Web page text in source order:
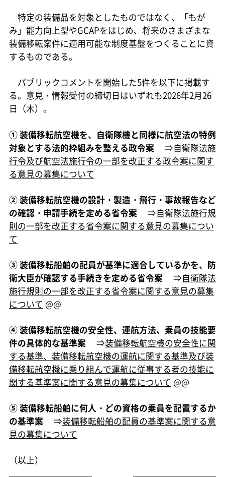
特定の装備品を対象としたものではなく、「もが
み」能力向上型やGCAPをはじめ、将来のさまざまな
装備移転案件に適用可能な制度基盤をつくることに資
するものである。
パブリックコメントを開始した5件を以下に掲載す
る。意見・情報受付の締切日はいずれも2026年2月26
日（木）。
① 装備移転航空機を、自衛隊機と同様に航空法の特例
対象とする法的枠組みを整える政令案
⇒自衛隊法施
行令及び航空法施行令の一部を改正する政令案に関す
る意見の募集について
② 装備移転航空機の設計・製造・飛行・事故報告など
の確認・申請手続を定める省令案
⇒自衛隊法施行規
則の一部を改正する省令案に関する意見の募集につい
て
③ 装備移転船舶の配員が基準に適合しているかを、防
衛大臣が確認する手続きを定める省令案
⇒自衛隊法
施行規則の一部を改正する省令案に関する意見の募集
について @@
④ 装備移転航空機の安全性、運航方法、乗員の技能要
件の具体的な基準案
⇒装備移転航空機の安全性に関
する基準、装備移転航空機の運航に関する基準及び装
備移転航空機に乗り組んで運航に従事する者の技能に
関する基準案に関する意見の募集について @@
⑤ 装備移転船舶に何人・どの資格の乗員を配置するか
の基準案
⇒装備移転船舶の配員の基準案に関する意
見の募集について
（以上）